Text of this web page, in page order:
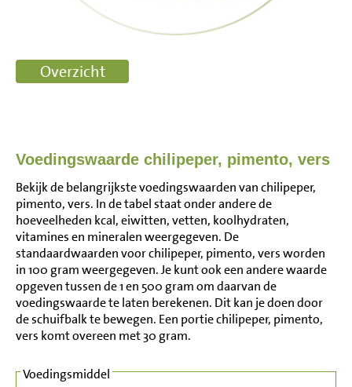
Voedingswaarde chilipeper, pimento, vers
Bekijk de belangrijkste voedingswaarden van chilipeper,
pimento, vers. In de tabel staat onder andere de
hoeveelheden kcal, eiwitten, vetten, koolhydraten,
vitamines en mineralen weergegeven. De
standaardwaarden voor chilipeper, pimento, vers worden
in 100 gram weergegeven. Je kunt ook een andere waarde
opgeven tussen de 1 en 500 gram om daarvan de
voedingswaarde te laten berekenen. Dit kan je doen door
de schuifbalk te bewegen. Een portie chilipeper, pimento,
vers komt overeen met 30 gram.
Voedingsmiddel